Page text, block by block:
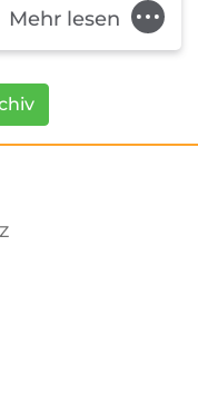
Mehr lesen